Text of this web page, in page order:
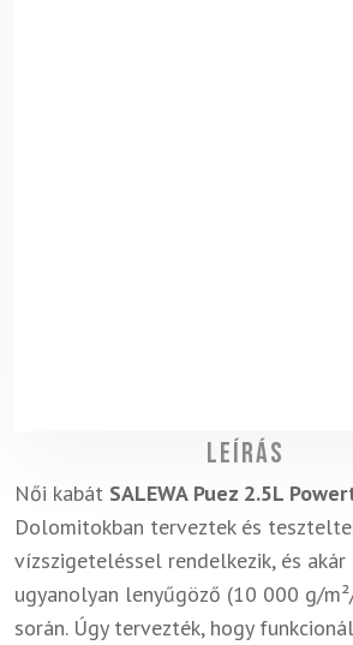
Leírás
Női kabát SALEWA Puez 2.5L
Dolomitokban terveztek és
vízszigeteléssel rendelkezik, és
ugyanolyan lenyűgöző (10 000 g/
során. Úgy tervezték, hogy